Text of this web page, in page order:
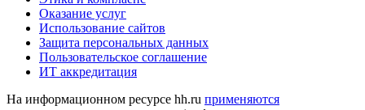
Оказание услуг
Использование сайтов
Защита персональных данных
Пользовательское соглашение
ИТ аккредитация
На информационном ресурсе hh.ru применяются